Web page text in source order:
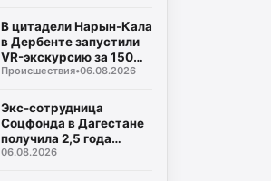
В цитадели Нарын-Кала
в Дербенте запустили
VR-экскурсию за 150
рублей
Происшествия•06.08.2026
Экс-сотрудница
Соцфонда в Дагестане
получила 2,5 года
колонии за
06.08.2026